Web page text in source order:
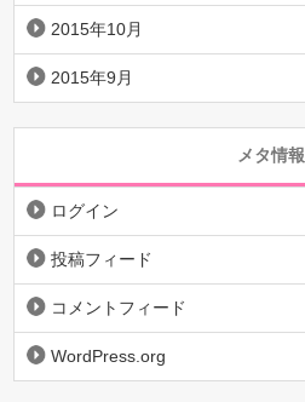
2015年10月
2015年9月
メタ情報
ログイン
投稿フィード
コメントフィード
WordPress.org